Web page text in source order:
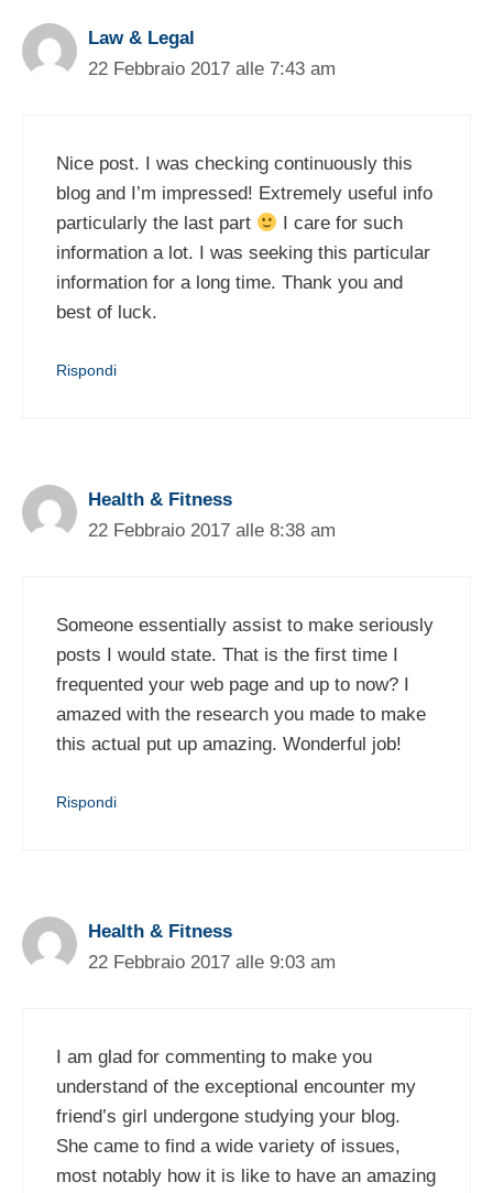
Law & Legal
22 Febbraio 2017 alle 7:43 am
Nice post. I was checking continuously this
blog and I’m impressed! Extremely useful info
particularly the last part
I care for such
information a lot. I was seeking this particular
information for a long time. Thank you and
best of luck.
Rispondi
Health & Fitness
22 Febbraio 2017 alle 8:38 am
Someone essentially assist to make seriously
posts I would state. That is the first time I
frequented your web page and up to now? I
amazed with the research you made to make
this actual put up amazing. Wonderful job!
Rispondi
Health & Fitness
22 Febbraio 2017 alle 9:03 am
I am glad for commenting to make you
understand of the exceptional encounter my
friend’s girl undergone studying your blog.
She came to find a wide variety of issues,
most notably how it is like to have an amazing